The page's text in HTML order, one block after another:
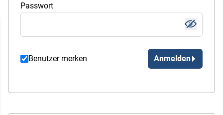
Passwort
Benutzer merken Anmelden